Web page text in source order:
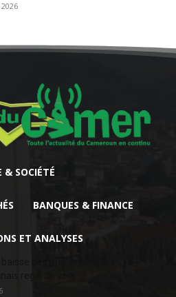
& SOCIÉTÉ
BANQUES & FINANCE
ET ANALYSES